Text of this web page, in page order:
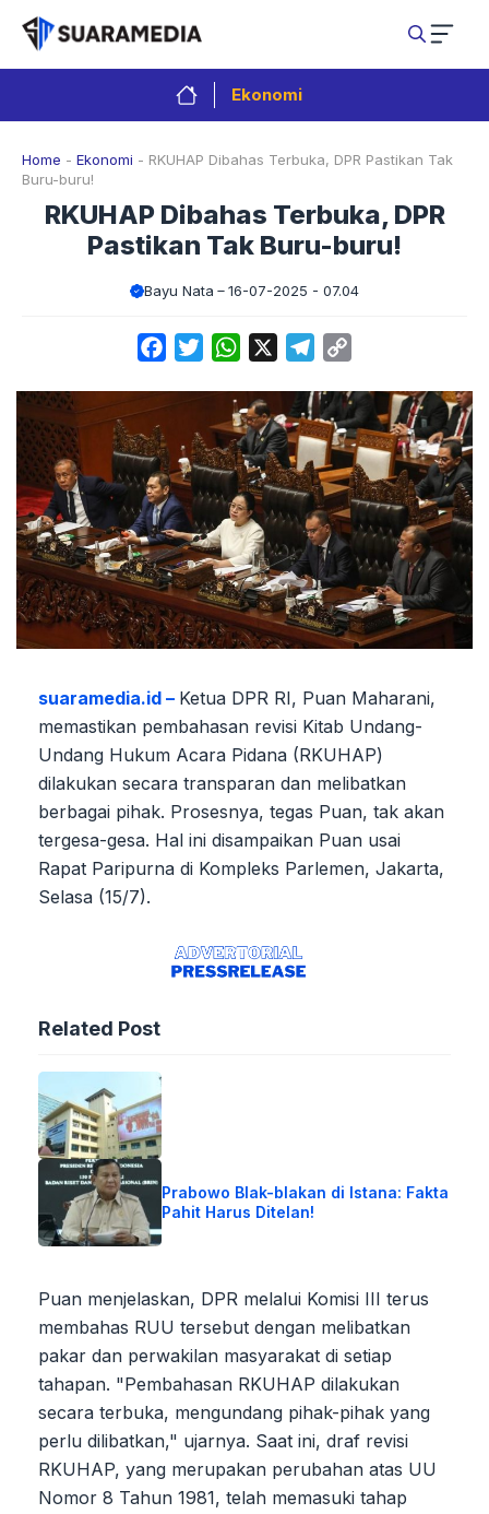
Langsung
isi
Ekonomi
Home - Ekonomi - RKUHAP Dibahas Terbuka, DPR Pastikan Tak
Buru-buru!
RKUHAP Dibahas Terbuka, DPR
Pastikan Tak Buru-buru!
Bayu Nata 16-07-2025 - 07.04
FacebookTwitterWhatsApp Telegram
suaramedia.id – Ketua DPR RI, Puan Maharani,
memastikan pembahasan revisi Kitab Undang-
Undang Hukum Acara Pidana (RKUHAP)
dilakukan secara transparan dan melibatkan
berbagai pihak. Prosesnya, tegas Puan, tak akan
tergesa-gesa. Hal ini disampaikan Puan usai
Rapat Paripurna di Kompleks Parlemen, Jakarta,
Selasa (15/7).
Related Post
Prabowo Blak-blakan di Istana: Fakta
Pahit Harus Ditelan!
Puan menjelaskan, DPR melalui Komisi III terus
membahas RUU tersebut dengan melibatkan
pakar dan perwakilan masyarakat di setiap
tahapan. "Pembahasan RKUHAP dilakukan
secara terbuka, mengundang pihak-pihak yang
perlu dilibatkan," ujarnya. Saat ini, draf revisi
RKUHAP, yang merupakan perubahan atas UU
Nomor 8 Tahun 1981, telah memasuki tahap